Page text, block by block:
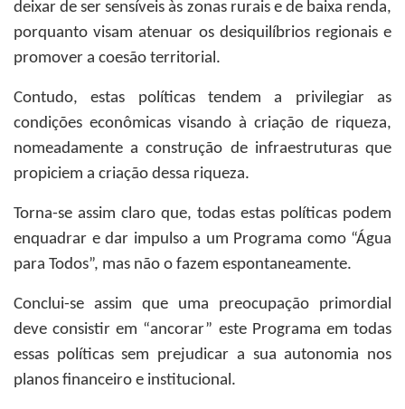
deixar de ser sensíveis às zonas rurais e de baixa renda,
porquanto visam atenuar os desiquilíbrios regionais e
promover a coesão territorial.
Contudo, estas políticas tendem a privilegiar as
condições econômicas visando à criação de riqueza,
nomeadamente a construção de infraestruturas que
propiciem a criação dessa riqueza.
Torna-se assim claro que, todas estas políticas podem
enquadrar e dar impulso a um Programa como “Água
para Todos”, mas não o fazem espontaneamente.
Conclui-se assim que uma preocupação primordial
deve consistir em “ancorar” este Programa em todas
essas políticas sem prejudicar a sua autonomia nos
planos financeiro e institucional.